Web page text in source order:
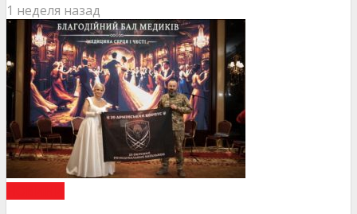
1 неделя назад